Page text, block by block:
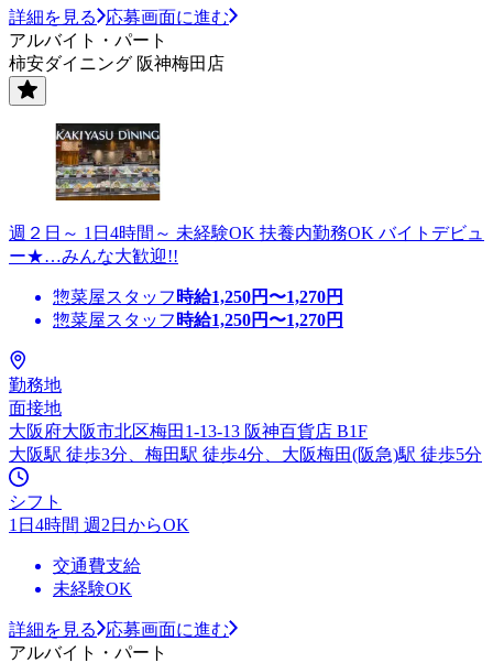
詳細を見る
応募画面に進む
アルバイト・パート
柿安ダイニング 阪神梅田店
週２日～ 1日4時間～ 未経験OK 扶養内勤務OK バイトデビュ
ー★…みんな大歓迎!!
惣菜屋スタッフ 時給1,250円〜1,270円
惣菜屋スタッフ 時給1,250円〜1,270円
勤務地
面接地
大阪府大阪市北区梅田1-13-13 阪神百貨店 B1F
大阪駅 徒歩3分、梅田駅 徒歩4分、大阪梅田(阪急)駅 徒歩5分
シフト
1日4時間 週2日からOK
交通費支給
未経験OK
詳細を見る
応募画面に進む
アルバイト・パート